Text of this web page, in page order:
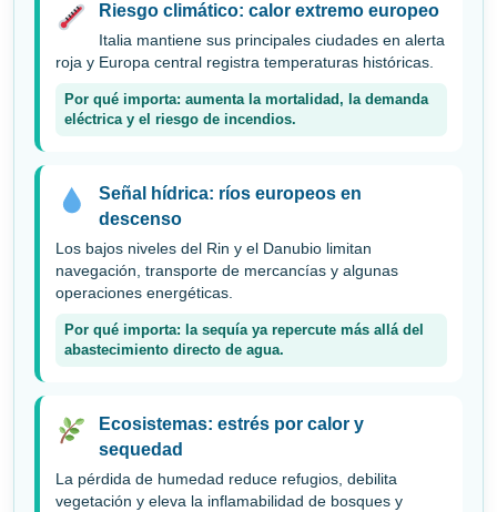
Riesgo climático: calor extremo europeo
Italia mantiene sus principales ciudades en alerta
roja y Europa central registra temperaturas históricas.
Por qué importa: aumenta la mortalidad, la demanda
eléctrica y el riesgo de incendios.
Señal hídrica: ríos europeos en
descenso
Los bajos niveles del Rin y el Danubio limitan
navegación, transporte de mercancías y algunas
operaciones energéticas.
Por qué importa: la sequía ya repercute más allá del
abastecimiento directo de agua.
Ecosistemas: estrés por calor y
sequedad
La pérdida de humedad reduce refugios, debilita
vegetación y eleva la inflamabilidad de bosques y